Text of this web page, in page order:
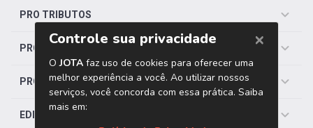
PRO TRIBUTOS
PRO TRABALHISTA
PRO SAÚDE
EDITORIAS